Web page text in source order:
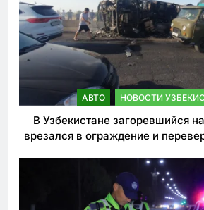
АВТО НОВОСТИ
В Узбекистане загоревшийся
врезался в ограждение и